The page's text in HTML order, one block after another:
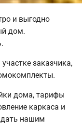
и выгодно
дом.
заказчика,
дома, тарифы
каркаса и
нашим